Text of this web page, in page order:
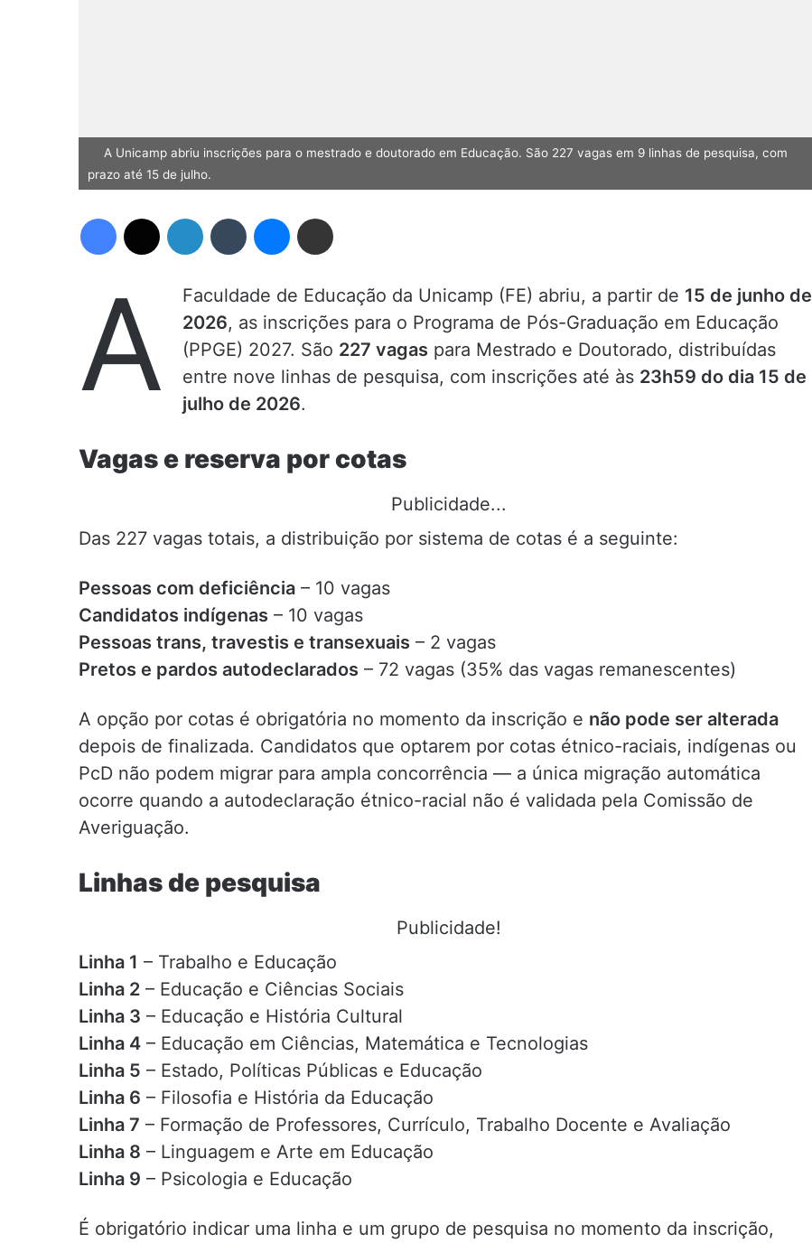
A Unicamp abriu inscrições para o mestrado e doutorado em Educação. São 227 vagas em 9 linhas de pesquisa, com
prazo até 15 de julho.
A Faculdade de Educação da Unicamp (FE) abriu, a partir de 15 de junho de
2026, as inscrições para o Programa de Pós-Graduação em Educação
(PPGE) 2027. São 227 vagas para Mestrado e Doutorado, distribuídas
entre nove linhas de pesquisa, com inscrições até às 23h59 do dia 15 de
julho de 2026.
Vagas e reserva por cotas
Publicidade...
Das 227 vagas totais, a distribuição por sistema de cotas é a seguinte:
Pessoas com deficiência – 10 vagas
Candidatos indígenas – 10 vagas
Pessoas trans, travestis e transexuais – 2 vagas
Pretos e pardos autodeclarados – 72 vagas (35% das vagas remanescentes)
A opção por cotas é obrigatória no momento da inscrição e não pode ser alterada
depois de finalizada. Candidatos que optarem por cotas étnico-raciais, indígenas ou
PcD não podem migrar para ampla concorrência — a única migração automática
ocorre quando a autodeclaração étnico-racial não é validada pela Comissão de
Averiguação.
Linhas de pesquisa
Publicidade!
Linha 1 – Trabalho e Educação
Linha 2 – Educação e Ciências Sociais
Linha 3 – Educação e História Cultural
Linha 4 – Educação em Ciências, Matemática e Tecnologias
Linha 5 – Estado, Políticas Públicas e Educação
Linha 6 – Filosofia e História da Educação
Linha 7 – Formação de Professores, Currículo, Trabalho Docente e Avaliação
Linha 8 – Linguagem e Arte em Educação
Linha 9 – Psicologia e Educação
É obrigatório indicar uma linha e um grupo de pesquisa no momento da inscrição,